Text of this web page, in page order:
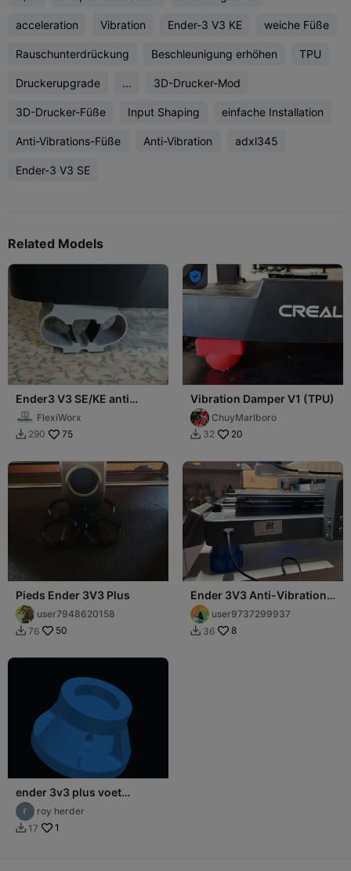
acceleration Vibration Ender-3 V3 KE weiche Füße
Rauschunterdrückung Beschleunigung erhöhen TPU
Druckerupgrade ... 3D-Drucker-Mod
3D-Drucker-Füße Input Shaping einfache Installation
Anti-Vibrations-Füße Anti-Vibration adxl345
Ender-3 V3 SE
Related Models
Ender3 V3 SE/KE anti
vibration feet V2
FlexiWorx
 290 75

Vibration Damper V1 (TPU)
ChuyMarlboro
 32 20
Pieds Ender 3V3 Plus
user7948620158
 76 50
Ender 3V3 Anti-Vibration
Standuser9737299937
 36 8
ender 3v3 plus voet
dempingroy herder
 17 1